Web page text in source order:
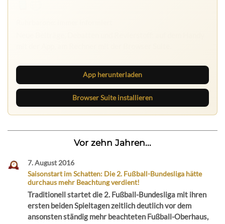
App herunterladen
Browser Suite installieren
Vor zehn Jahren...
7. August 2016
Saisonstart im Schatten: Die 2. Fußball-Bundesliga hätte
durchaus mehr Beachtung verdient!
Traditionell startet die 2. Fußball-Bundesliga mit ihren
ersten beiden Spieltagen zeitlich deutlich vor dem
ansonsten ständig mehr beachteten Fußball-Oberhaus,